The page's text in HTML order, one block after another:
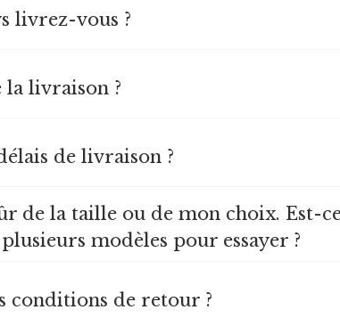
livrez-vous ?
la livraison ?
de livraison ?
de la taille ou de mon choix. Est-
modèles pour essayer ?
conditions de retour ?